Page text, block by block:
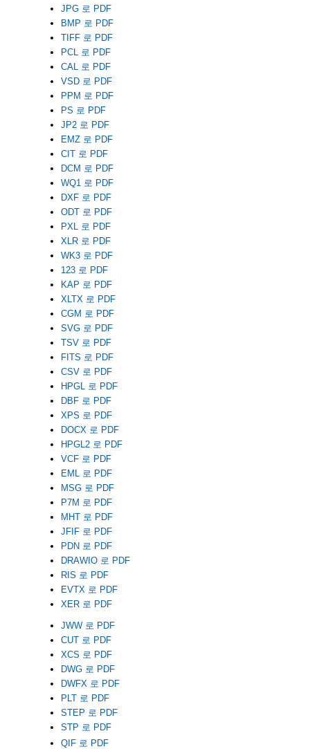
JPG 로 PDF
BMP 로 PDF
TIFF 로 PDF
PCL 로 PDF
CAL 로 PDF
VSD 로 PDF
PPM 로 PDF
PS 로 PDF
JP2 로 PDF
EMZ 로 PDF
CIT 로 PDF
DCM 로 PDF
WQ1 로 PDF
DXF 로 PDF
ODT 로 PDF
PXL 로 PDF
XLR 로 PDF
WK3 로 PDF
123 로 PDF
KAP 로 PDF
XLTX 로 PDF
CGM 로 PDF
SVG 로 PDF
TSV 로 PDF
FITS 로 PDF
CSV 로 PDF
HPGL 로 PDF
DBF 로 PDF
XPS 로 PDF
DOCX 로 PDF
HPGL2 로 PDF
VCF 로 PDF
EML 로 PDF
MSG 로 PDF
P7M 로 PDF
MHT 로 PDF
JFIF 로 PDF
PDN 로 PDF
DRAWIO 로 PDF
RIS 로 PDF
EVTX 로 PDF
XER 로 PDF
JWW 로 PDF
CUT 로 PDF
XCS 로 PDF
DWG 로 PDF
DWFX 로 PDF
PLT 로 PDF
STEP 로 PDF
STP 로 PDF
QIF 로 PDF